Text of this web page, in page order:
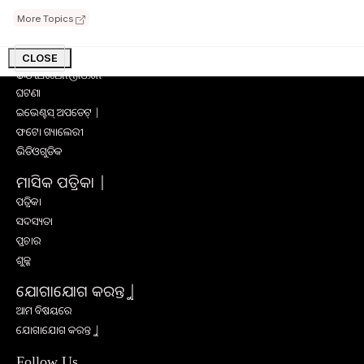
More Topics
CLOSE
ସାକ୍ଷାତକାର
ସଫଳ କାହାଣୀ
ଅନ୍ୟାନ୍ୟ
செயல்பாடுகள்
ଘଟଣା
ଇଭେଣ୍ଟସ୍ ଅପଡେଟ୍ |
ଫଟୋ ଗ୍ୟାଲେରୀ
ଭିଡିଓଗୁଡିକ
ମାସିକ ପତ୍ରିକା |
ପତ୍ରିକା
ସଦସ୍ୟତା
ପ୍ରଚାର
ଶୁଳ୍କ
ଯୋଗାଯୋଗ କରନ୍ତୁ |
ଆମ ବିଷୟରେ
ଯୋଗାଯୋଗ କରନ୍ତୁ |